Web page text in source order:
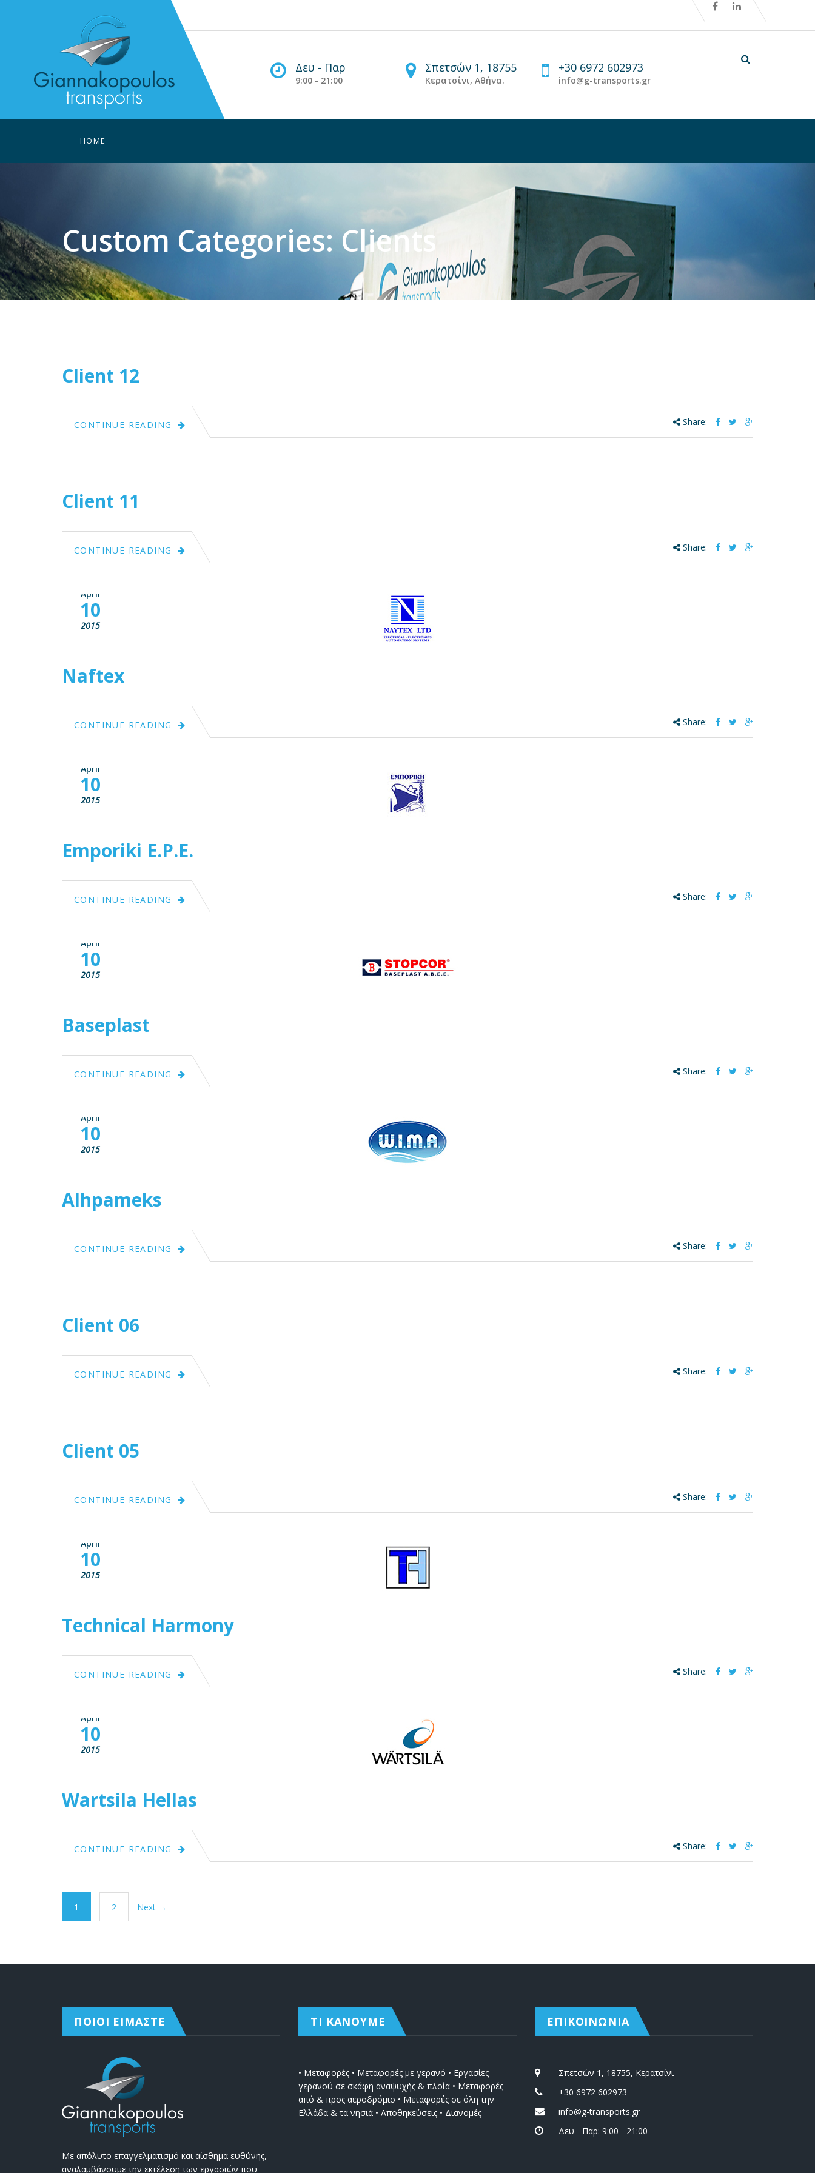
Δευ - Παρ
9:00 - 21:00
Σπετσών 1, 18755
Κερατσίνι, Αθήνα.
+30 6972 602973
info@g-transports.gr
HOME
Custom Categories:Clients
April
Client 12
CONTINUE READING Share:
April
10
Client 11
CONTINUE READING Share:
April
10
2015
Naftex
CONTINUE READING Share:
April
10
2015
Emporiki E.P.E.
CONTINUE READING Share:
April
10
2015
Baseplast
CONTINUE READING Share:
April
10
2015
Alhpameks
CONTINUE READING Share:
April
10
Client 06
CONTINUE READING Share:
April
10
Client 05
CONTINUE READING Share:
April
10
2015
Technical Harmony
CONTINUE READING Share:
April
10
2015
Wartsila Hellas
CONTINUE READING Share:
1 2 Next →
ΠΟΙΟΙ ΕΙΜΑΣΤΕ
Με απόλυτο επαγγελματισμό και αίσθημα ευθύνης,
αναλαμβάνουμε την εκτέλεση των εργασιών που
ΤΙ ΚΑΝΟΥΜΕ
• Μεταφορές • Μεταφορές με γερανό • Εργασίες
γερανού σε σκάφη αναψυχής & πλοία • Μεταφορές
από & προς αεροδρόμιο • Μεταφορές σε όλη την
Ελλάδα & τα νησιά • Αποθηκεύσεις • Διανομές
ΕΠΙΚΟΙΝΩΝΙΑ
Σπετσών 1, 18755, Κερατσίνι
+30 6972 602973
info@g-transports.gr
Δευ - Παρ: 9:00 - 21:00